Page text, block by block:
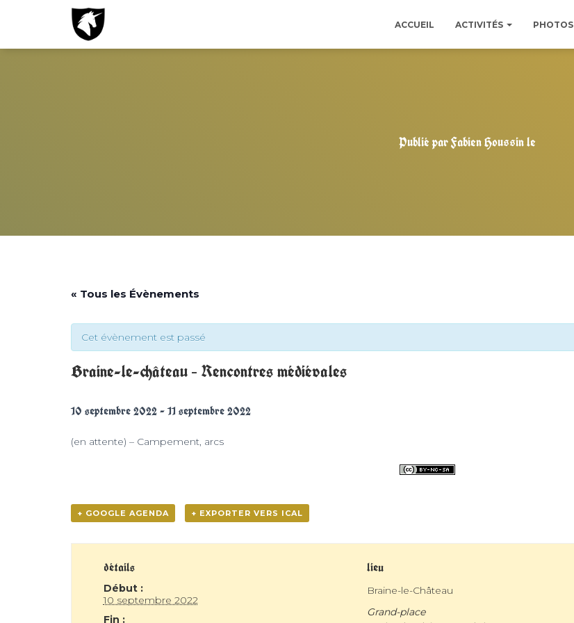
ACCUEIL ACTIVITÉS PHOTOS
Publié parFabien Houssinle
« Tous les Évènements
Cet évènement est passé
Braine-le-château – Rencontres médiévales
10 septembre 2022-11 septembre 2022
(en attente) – Campement, arcs
+ GOOGLE AGENDA + EXPORTER VERS ICAL
détails
Début :
10 septembre 2022
Fin :
lieu
Braine-le-Château
Grand-place